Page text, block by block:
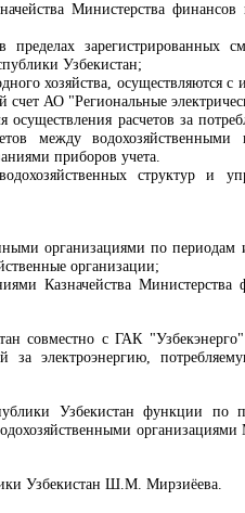
Министерства финансов
зарегистрированных
Узбекистан;
хозяйства, осуществляются с
счет АО "Региональные
расчетов за
между
приборов учета.
структур и
организациями по
организации;
Казначейства Министерства
совместно с ГАК
электроэнергию,
Узбекистан функции по
организациями
Узбекистан Ш.М. Мирзиёева.